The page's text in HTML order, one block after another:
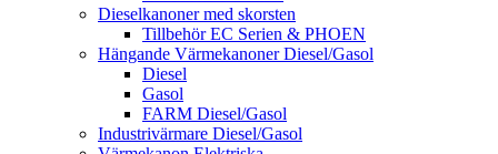
Dieselkanoner med skorsten
Tillbehör EC Serien & PHOEN
Hängande Värmekanoner Diesel/Gasol
Diesel
Gasol
FARM Diesel/Gasol
Industrivärmare Diesel/Gasol